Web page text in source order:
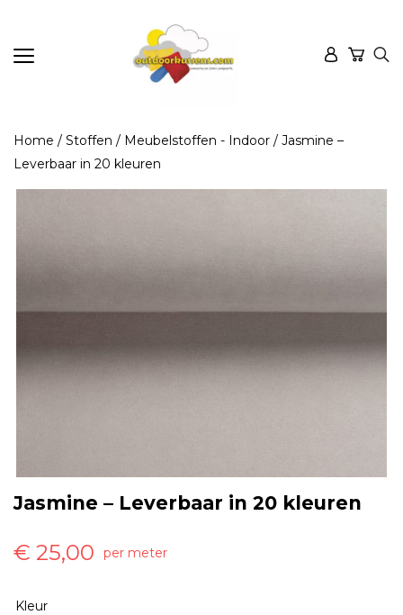
Home / Stoffen / Meubelstoffen - Indoor / Jasmine –
Leverbaar in 20 kleuren
Jasmine – Leverbaar in 20 kleuren
€ 25,00 per meter
Kleur